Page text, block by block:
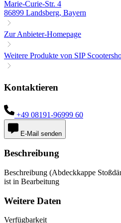
Marie-Curie-Str. 4
86899 Landsberg, Bayern
Zur Anbieter-Homepage
Weitere Produkte von SIP
Kontaktieren
+49 08191-96999 60
E-Mail senden
Beschreibung
Beschreibung (Abdeckkappe
ist in Bearbeitung
Weitere Daten
Verfügbarkeit